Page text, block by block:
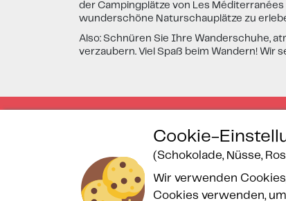
der Campingplätze von Les
wunderschöne Naturschauplätze zu
Also: Schnüren Sie Ihre Wanderschuhe,
verzaubern. Viel Spaß beim Wandern! Wir
Gesicherte Zahlung
Cookie-
(Schokolade, Nüsse,
Wir verwenden
Cookies verwenden,